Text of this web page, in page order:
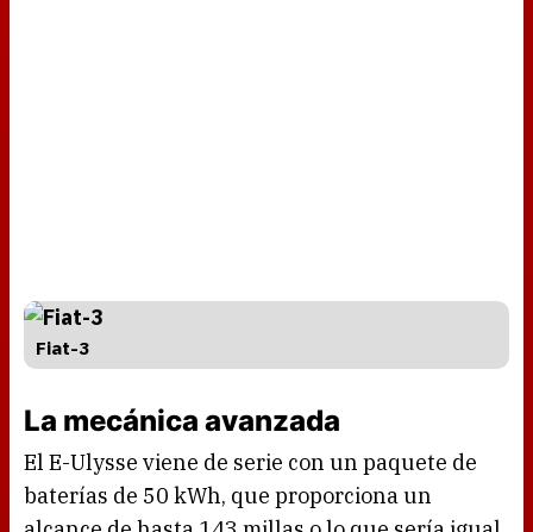
Fiat-3
La mecánica avanzada
El E-Ulysse viene de serie con un paquete de
baterías de 50 kWh, que proporciona un